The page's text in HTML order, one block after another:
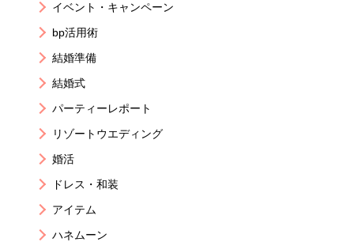
イベント・キャンペーン
bp活用術
結婚準備
結婚式
パーティーレポート
リゾートウエディング
婚活
ドレス・和装
アイテム
ハネムーン